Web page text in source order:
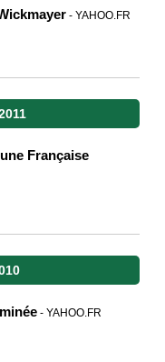
- YAHOO.FR
Française
- YAHOO.FR